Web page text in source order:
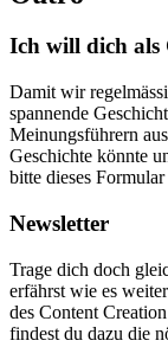
Ich will dich als
Damit wir
spannende
Meinungsführern
Geschichte könnte
bitte dieses Formular
Newsletter
Trage dich doch
erfährst wie es
des Content
findest du dazu die